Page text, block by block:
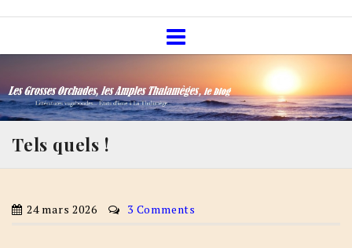
Les Grosses Orchades, les Amples
Thalamèges, le blog
Tels quels !
24 mars 2026 3 Comments